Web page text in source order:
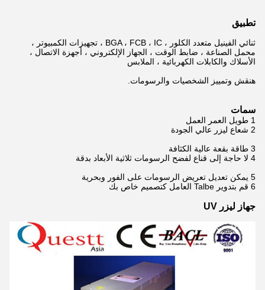
تطبيق
ثنائي الفينيل متعدد الكلور ، BGA ، FCB ، IC ، تجهيزات الكمبيوتر ،
محمل الصناعة ، ضابط الوقت ، الجهاز الإلكتروني ، أجهزة الاتصال ،
الأسلاك والكابلات الكهربائية ، الملابس
هنقش وتمييز الشخصيات والرسومات.
سمات
1 طويل العمر العمل
2 شعاع ليزر عالي الجودة
3 طاقة بقعة عالية الكثافة
4 لا حاجة إلى قناع لفضح الرسومات ثلاثية الأبعاد بدقة
5 يمكن تعديل تعريض الرسومات على الفور وبحرية
6 قم بتدوير Talbe العامل كتصميم خاص بك
جهاز ليزر UV